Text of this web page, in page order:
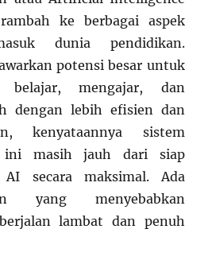
ke berbagai aspek
dunia pendidikan.
potensi besar untuk
belajar, mengajar, dan
dengan lebih efisien dan
kenyataannya sistem
ini masih jauh dari siap
secara maksimal. Ada
yang menyebabkan
lambat dan penuh